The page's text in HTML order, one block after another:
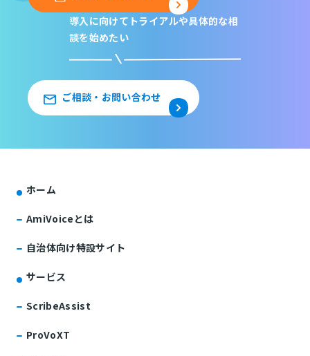
導入に向けてトライアルや具体的な相
談を始めたい
ご相談・お問い合わせ
ホーム
AmiVoiceとは
自治体向け特設サイト
サービス
ScribeAssist
ProVoXT